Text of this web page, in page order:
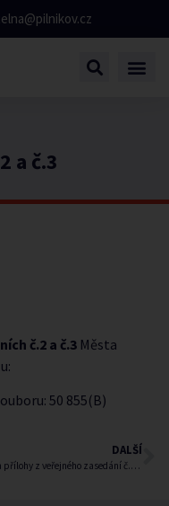
a č.3
č.2 a č.3 Města
50 855(B)
DALŠÍ
Zápis a přílohy z veřejného zasedání č.2/2017